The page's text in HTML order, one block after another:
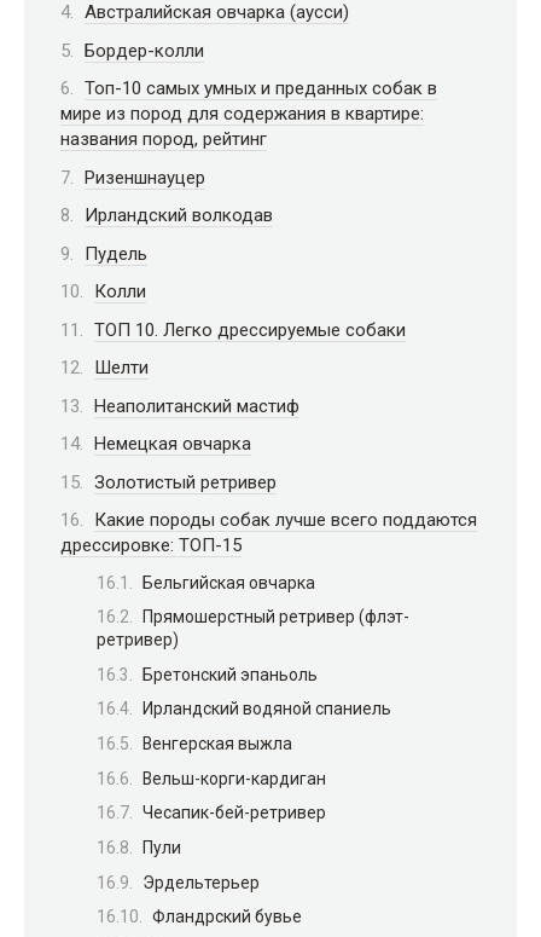
Австралийская овчарка (аусси)
Бордер-колли
Топ-10 самых умных и преданных собак в
мире из пород для содержания в квартире:
названия пород, рейтинг
Ризеншнауцер
Ирландский волкодав
Пудель
Колли
ТОП 10. Легко дрессируемые собаки
Шелти
Неаполитанский мастиф
Немецкая овчарка
Золотистый ретривер
Какие породы собак лучше всего поддаются
дрессировке: ТОП-15
Бельгийская овчарка
Прямошерстный ретривер (флэт-
ретривер)
Бретонский эпаньоль
Ирландский водяной спаниель
Венгерская выжла
Вельш-корги-кардиган
Чесапик-бей-ретривер
Пули
Эрдельтерьер
Фландрский бувье